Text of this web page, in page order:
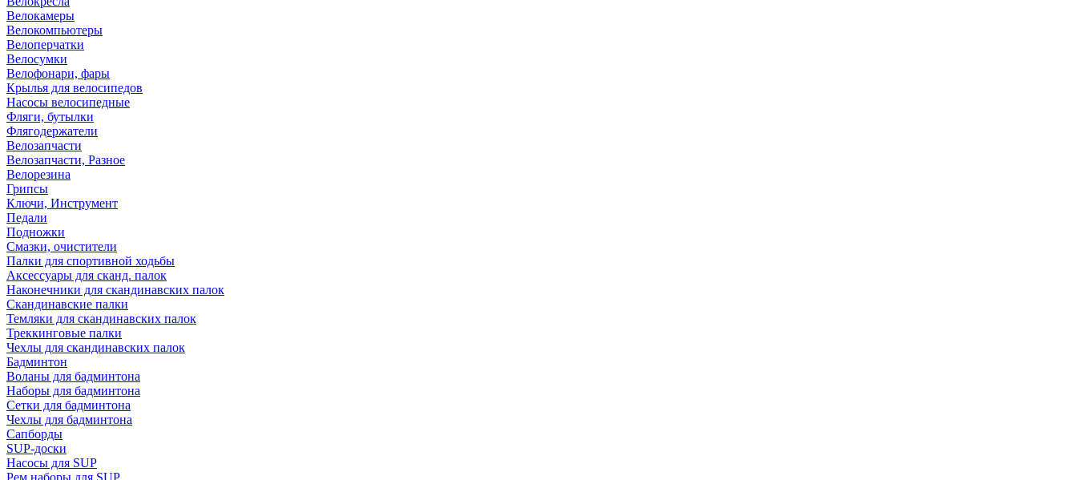
Велокамеры
Велокомпьютеры
Велоперчатки
Велосумки
Велофонари, фары
Крылья для велосипедов
Насосы велосипедные
Фляги, бутылки
Флягодержатели
Велозапчасти
Велозапчасти, Разное
Велорезина
Грипсы
Ключи, Инструмент
Педали
Подножки
Смазки, очистители
Палки для спортивной ходьбы
Аксессуары для сканд. палок
Наконечники для скандинавских палок
Скандинавские палки
Темляки для скандинавских палок
Треккинговые палки
Чехлы для скандинавских палок
Бадминтон
Воланы для бадминтона
Наборы для бадминтона
Сетки для бадминтона
Чехлы для бадминтона
Сапборды
SUP-доски
Насосы для SUP
Рем.наборы для SUP